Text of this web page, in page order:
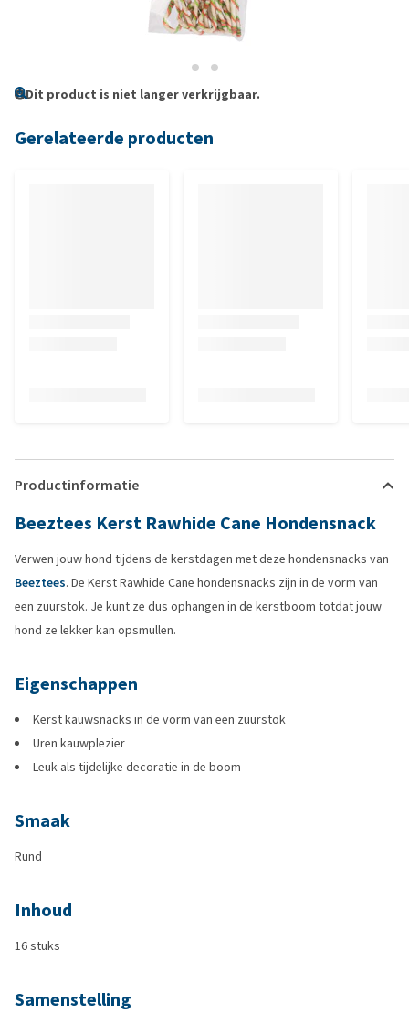
Dit product is niet langer verkrijgbaar.
Gerelateerde producten
Productinformatie
Beeztees Kerst Rawhide Cane Hondensnack
Verwen jouw hond tijdens de kerstdagen met deze hondensnacks van
Beeztees. De Kerst Rawhide Cane hondensnacks zijn in de vorm van
een zuurstok. Je kunt ze dus ophangen in de kerstboom totdat jouw
hond ze lekker kan opsmullen.
Eigenschappen
Kerst kauwsnacks in de vorm van een zuurstok
Uren kauwplezier
Leuk als tijdelijke decoratie in de boom
Smaak
Rund
Inhoud
16 stuks
Samenstelling